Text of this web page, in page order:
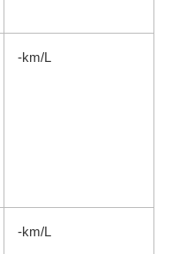
-km/L
-km/L